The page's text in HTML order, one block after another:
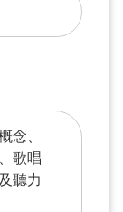
念、
歌唱
聽力